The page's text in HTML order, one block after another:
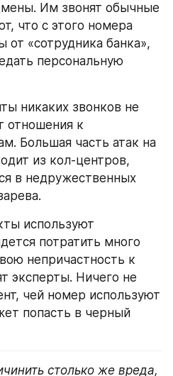
Им звонят обычные
что с этого номера
от «сотрудника банка»,
персональную
никаких звонков не
отношения к
Большая часть атак на
из кол-центров,
в недружественных
используют
потратить много
непричастность к
эксперты. Ничего не
чей номер используют
попасть в черный
столько же вреда,